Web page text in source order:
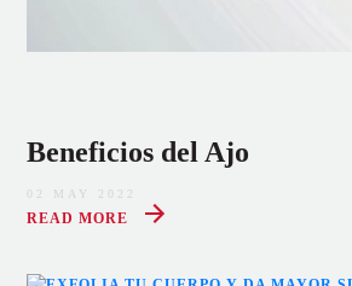
Beneficios del Ajo
02 MAY 2022
READ MORE